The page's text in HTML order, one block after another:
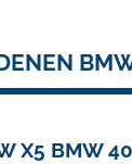
X5 BMW